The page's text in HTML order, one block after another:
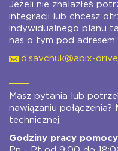
Jeżeli nie znalazłeś
integracji lub chcesz
indywidualnego planu
nas o tym pod adresem:
d.savchuk@apix-
Masz pytania lub
nawiązaniu
technicznej:
Godziny pracy